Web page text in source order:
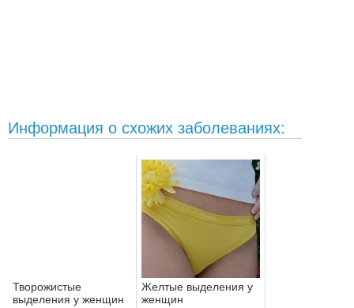
Информация о схожих заболеваниях:
Творожистые
выделения у женщин
Желтые выделения у
женщин